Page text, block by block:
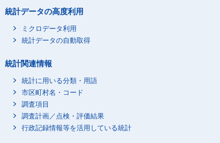
統計データの高度利用
ミクロデータ利用
統計データの自動取得
統計関連情報
統計に用いる分類・用語
市区町村名・コード
調査項目
調査計画／点検・評価結果
行政記録情報等を活用している統計